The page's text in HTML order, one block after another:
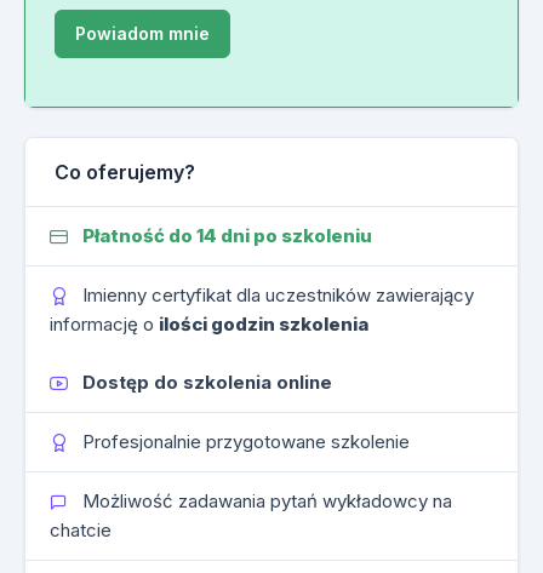
Co oferujemy?
Płatność do 14 dni po szkoleniu
Imienny certyfikat dla uczestników zawierający
informację o ilości godzin szkolenia
Dostęp do szkolenia online
Profesjonalnie przygotowane szkolenie
Możliwość zadawania pytań wykładowcy na
chatcie